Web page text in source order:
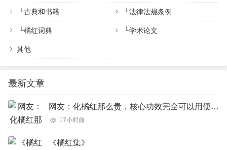
└古典和书籍 └法律法规条例
└橘红词典 └学术论文
其他
最新文章
网友：化橘红那么贵，核心功效完全可以用便宜的橘红、陈皮完美代替吗？
17小时前
《橘红集》